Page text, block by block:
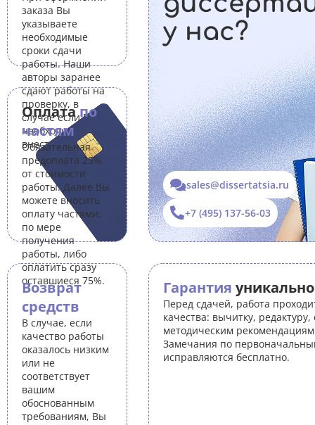
заказа Вы
указываете
необходимые
сроки сдачи
работы. Наши
авторы заранее
сдают работы на
проверку, в
случае если Вам
необходимо
внести правки.
Оплатапо
частям
Обязательная
предоплата 25%
от стоимости
работы. Далее Вы
можете вносить
оплату частями,
по мере
получения
работы, либо
оплатить сразу
оставшиеся 75%.
Возврат
средств
В случае, если
качество работы
оказалось низким
или не
соответствует
вашим
обоснованным
требованиям, Вы
у нас?
sales@dissertatsia.ru
+7 (495) 137-56-03
Гарантия
Перед сдачей, работа
качества: вычитку, редактуру,
методическим
Замечания по
исправляются бесплатно.